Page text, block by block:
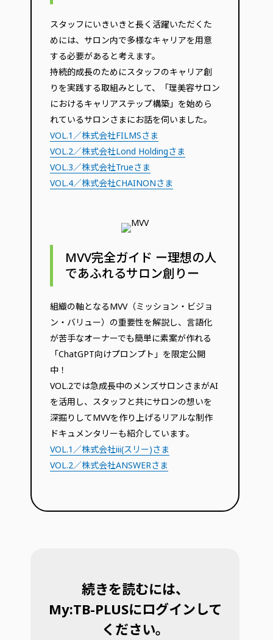
スタッフにいきいきと長く活躍いただくた
めには、サロン内で多様なキャリアを用意
する必要があると考えます。
持続的成長のためにスタッフのキャリア創
りを実践する取組みとして、「理美容サロン
におけるキャリアステップ構築」を始めら
れているサロンさまにお話を伺いました。
VOL.1／株式会社FILMSさま
VOL.2／株式会社Lond Holdingさま
VOL.3／株式会社Trueさま
VOL.4／株式会社CHAINONさま
MVV完全ガイド ー理想の人
であふれるサロン創りー
組織の軸となるMVV（ミッション・ビジョ
ン・バリュー）の重要性を解説し、言語化
が苦手なオーナーでも簡単に素案が作れる
「ChatGPT向けプロンプト」を限定公開
中！
VOL.2では急成長中のメンズサロンさまがAI
を活用し、スタッフと共にサロンの想いを
深掘りしてMVVを作り上げるリアルな制作
ドキュメンタリーも紹介しています。
VOL.1／株式会社iii(スリー)さま
VOL.2／株式会社ANSWERさま
続きを読むには、
My:TB-PLUSにログインして
ください。